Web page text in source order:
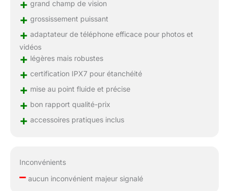
+ grand champ de vision
+ grossissement puissant
+ adaptateur de téléphone efficace pour photos et
vidéos
+ légères mais robustes
+ certification IPX7 pour étanchéité
+ mise au point fluide et précise
+ bon rapport qualité-prix
+ accessoires pratiques inclus
Inconvénients
–aucun inconvénient majeur signalé